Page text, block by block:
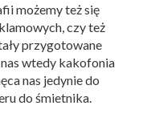
możemy też się
czy też
przygotowane
wtedy kakofonia
nas jedynie do
do śmietnika.